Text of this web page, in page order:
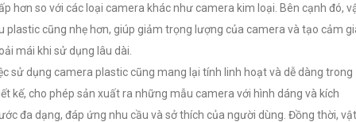
hơn so với các loại camera khác như camera kim loại. Bên cạnh đó,
plastic cũng nhẹ hơn, giúp giảm trọng lượng của camera và tạo cảm
mái khi sử dụng lâu dài.
sử dụng camera plastic cũng mang lại tính linh hoạt và dễ dàng trong
kế, cho phép sản xuất ra những mẫu camera với hình dáng và kích
đa dạng, đáp ứng nhu cầu và sở thích của người dùng. Đồng thời, vật